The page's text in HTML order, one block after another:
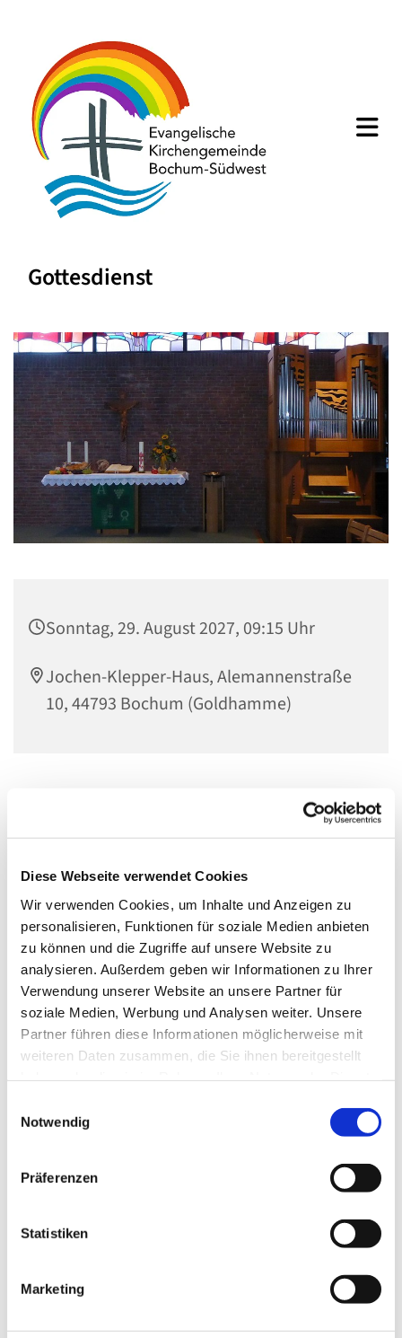
Diese Webseite verwendet Cookies
Wir verwenden Cookies, um Inhalte und Anzeigen zu
personalisieren, Funktionen für soziale Medien anbieten
zu können und die Zugriffe auf unsere Website zu
analysieren. Außerdem geben wir Informationen zu Ihrer
Verwendung unserer Website an unsere Partner für
soziale Medien, Werbung und Analysen weiter. Unsere
Partner führen diese Informationen möglicherweise mit
weiteren Daten zusammen, die Sie ihnen bereitgestellt
Notwendig
Präferenzen
Statistiken
Marketing
Gottesdienst
Sonntag, 29. August 2027, 09:15 Uhr
Jochen-Klepper-Haus, Alemannenstraße
10, 44793 Bochum (Goldhamme)
Dies könnte Sie auch interessieren